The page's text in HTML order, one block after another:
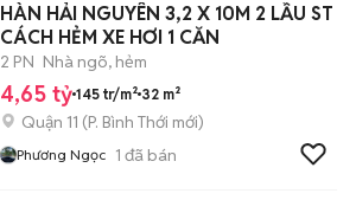
HÀN HẢI NGUYÊN 3,2 X 10M 2 LẦU ST
CÁCH HẺM XE HƠI 1 CĂN
2 PN Nhà ngõ, hẻm
4,65 tỷ 145 tr/m² 32 m²
Quận 11 (P. Bình Thới mới)
Phương Ngọc 1 đã bán